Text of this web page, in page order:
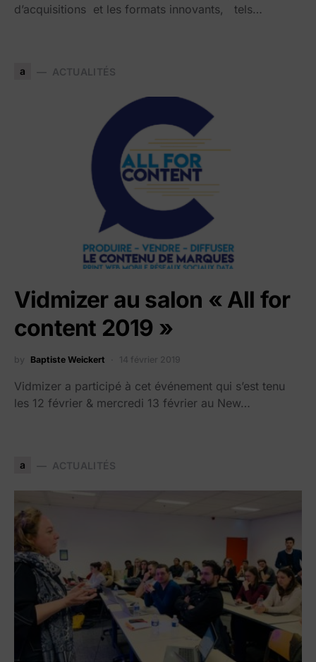
d’acquisitions et les formats innovants, tels…
a ACTUALITÉS
Vidmizer au salon « All for
content 2019 »
by Baptiste Weickert 14 février 2019
Vidmizer a participé à cet événement qui s’est tenu
les 12 février & mercredi 13 février au New…
a ACTUALITÉS